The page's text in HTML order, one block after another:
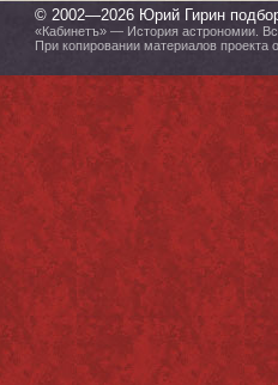
© 2002—2026 Юрий Гирин
«Кабинетъ» — История астрономии.
При копировании материалов проекта